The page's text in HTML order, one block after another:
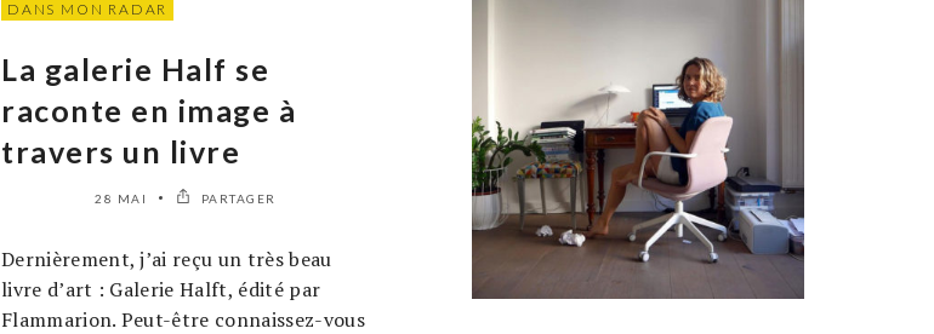
DANS MON RADAR
La galerie Half se
raconte en image à
travers un livre
28 MAI PARTAGER
Dernièrement, j’ai reçu un très beau
livre d’art : Galerie Halft, édité par
Flammarion. Peut-être connaissez-vous